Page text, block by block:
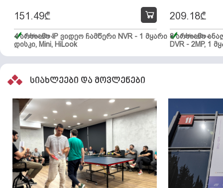
4 არხიანი IP ვიდეო ჩამწერი NVR - 1 მყარი
დისკი, Mini, HiLook
151.49₾
მარაგშია
8 არხიანი
DVR - 2MP, 1
209.18₾
მარაგშია
სიახლეები და მოვლენები